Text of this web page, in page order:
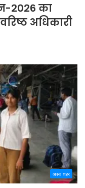
2026 का
अधिकारी
अपना शहर